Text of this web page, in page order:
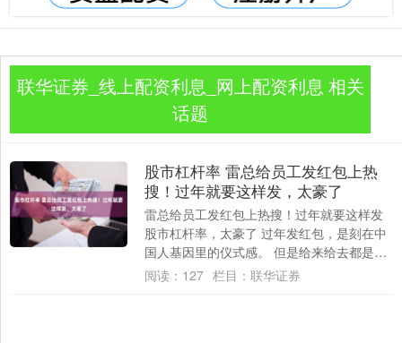
联华证券_线上配资利息_网上配资利息 相关
话题
股市杠杆率 雷总给员工发红包上热
搜！过年就要这样发，太豪了
雷总给员工发红包上热搜！过年就要这样发
股市杠杆率，太豪了 过年发红包，是刻在中
国人基因里的仪式感。 但是给来给去都是千
篇一律的单一的货币红包，孩子感受度不
阅读： 127 栏目： 联华证券